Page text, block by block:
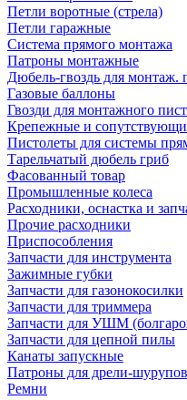
Петли воротные (стрела)
Петли гаражные
Система прямого монтажа
Патроны монтажные
Дюбель-гвоздь для монтаж.
Газовые баллоны
Гвозди для монтажного
Крепежные и
Пистолеты для системы
Тарельчатый дюбель гриб
Фасованный товар
Промышленные колеса
Расходники, оснастка и
Прочие расходники
Приспособления
Запчасти для инструмента
Зажимные губки
Запчасти для газонокосилки
Запчасти для триммера
Запчасти для УШМ
Запчасти для цепной пилы
Канаты запускные
Патроны для дрели-
Ремни